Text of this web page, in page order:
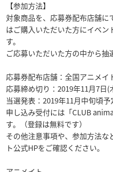
【参加方法】
対象商品を、応募券配布店舗に
はご購入いただいた方にイベン
す。
ご応募いただいた方の中から抽
応募券配布店舗：全国アニメイ
応募締め切り：2019年11月7日(
当選発表：2019年11月中旬頃予
申し込み受付には「CLUB
す。（登録は無料です）
その他注意事項や、参加方法
ト公式HPをご確認ください。